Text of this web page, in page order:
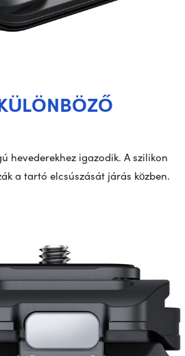
hevederekhez igazodik. A szilikon
a tartó elcsúszását járás közben.